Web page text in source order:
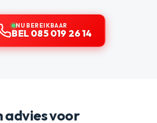
NU BEREIKBAAR
BEL 085 019 26 14
advies voor